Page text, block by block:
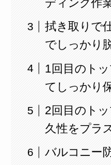
ディング作
拭き取りで
でしっかり
1回目のト
てしっかり
2回目のト
久性をプラ
バルコニー